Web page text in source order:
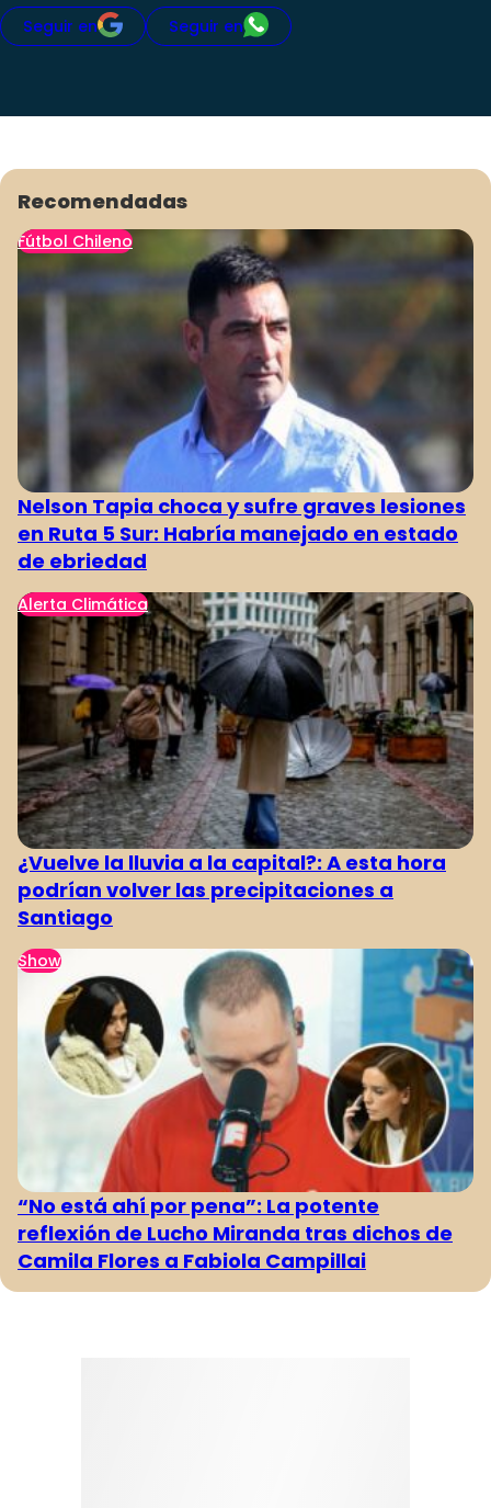
Seguir en Seguir en
Recomendadas
Fútbol Chileno
Nelson Tapia choca y sufre graves lesiones
en Ruta 5 Sur: Habría manejado en estado
de ebriedad
Alerta Climática
¿Vuelve la lluvia a la capital?: A esta hora
podrían volver las precipitaciones a
Santiago
Show
“No está ahí por pena”: La potente
reflexión de Lucho Miranda tras dichos de
Camila Flores a Fabiola Campillai